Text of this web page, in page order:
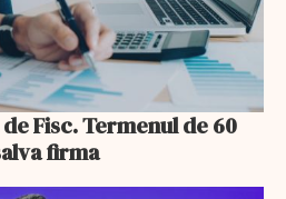
Fisc. Termenul de 60
firma